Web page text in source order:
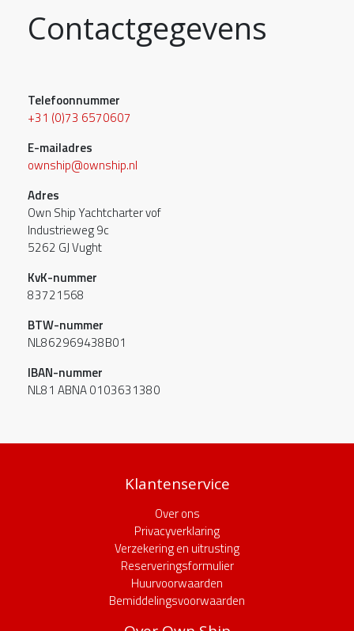
Contactgegevens
Telefoonnummer
+31 (0)73 6570607
E-mailadres
ownship@ownship.nl
Adres
Own Ship Yachtcharter vof
Industrieweg 9c
5262 GJ Vught
KvK-nummer
83721568
BTW-nummer
NL862969438B01
IBAN-nummer
NL81 ABNA 0103631380
Klantenservice
Over ons
Privacyverklaring
Verzekering en uitrusting
Reserveringsformulier
Huurvoorwaarden
Bemiddelingsvoorwaarden